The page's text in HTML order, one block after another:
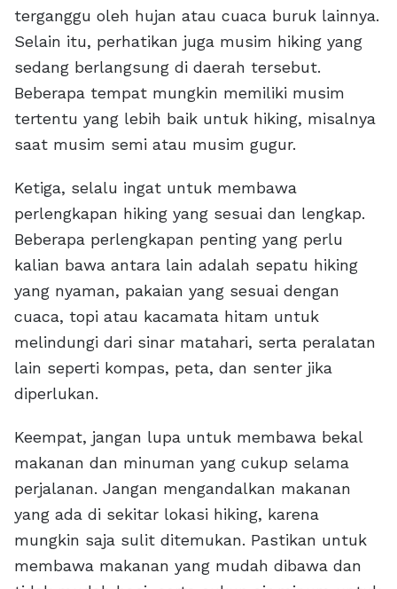
terganggu oleh hujan atau cuaca buruk lainnya.
Selain itu, perhatikan juga musim hiking yang
sedang berlangsung di daerah tersebut.
Beberapa tempat mungkin memiliki musim
tertentu yang lebih baik untuk hiking, misalnya
saat musim semi atau musim gugur.
Ketiga, selalu ingat untuk membawa
perlengkapan hiking yang sesuai dan lengkap.
Beberapa perlengkapan penting yang perlu
kalian bawa antara lain adalah sepatu hiking
yang nyaman, pakaian yang sesuai dengan
cuaca, topi atau kacamata hitam untuk
melindungi dari sinar matahari, serta peralatan
lain seperti kompas, peta, dan senter jika
diperlukan.
Keempat, jangan lupa untuk membawa bekal
makanan dan minuman yang cukup selama
perjalanan. Jangan mengandalkan makanan
yang ada di sekitar lokasi hiking, karena
mungkin saja sulit ditemukan. Pastikan untuk
membawa makanan yang mudah dibawa dan